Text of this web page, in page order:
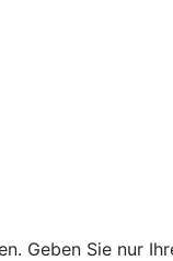
Geben Sie nur